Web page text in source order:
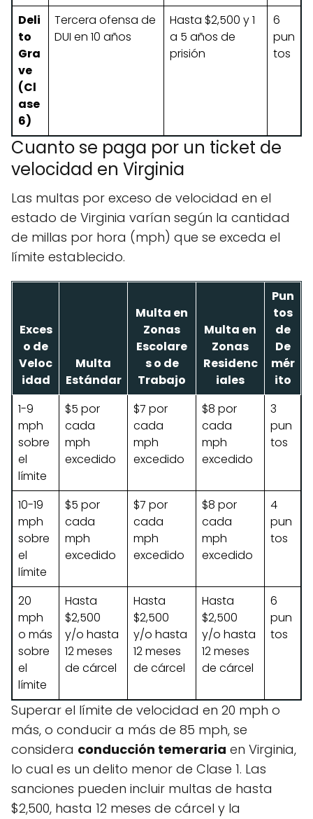
Deli
to
Gra
ve
(Cl
ase
6)
Tercera ofensa de
DUI en 10 años
Hasta $2,500 y 1
a 5 años de
prisión
6
pun
tos
Cuanto se paga por un ticket de
velocidad en Virginia
Las multas por exceso de velocidad en el
estado de Virginia varían según la cantidad
de millas por hora (mph) que se exceda el
límite establecido.
Exces
o de
Veloc
idad
Multa
Estándar
Multa en
Zonas
Escolare
s o de
Trabajo
Multa en
Zonas
Residenc
iales
Pun
tos
de
De
mér
ito
1-9
mph
sobre
el
límite
$5 por
cada
mph
excedido
$7 por
cada
mph
excedido
$8 por
cada
mph
excedido
3
pun
tos
10-19
mph
sobre
el
límite
$5 por
cada
mph
excedido
$7 por
cada
mph
excedido
$8 por
cada
mph
excedido
4
pun
tos
20
mph
o más
sobre
el
límite
Hasta
$2,500
y/o hasta
12 meses
de cárcel
Hasta
$2,500
y/o hasta
12 meses
de cárcel
Hasta
$2,500
y/o hasta
12 meses
de cárcel
6
pun
tos
Superar el límite de velocidad en 20 mph o
más, o conducir a más de 85 mph, se
considera conducción temeraria en Virginia,
lo cual es un delito menor de Clase 1. Las
sanciones pueden incluir multas de hasta
$2,500, hasta 12 meses de cárcel y la